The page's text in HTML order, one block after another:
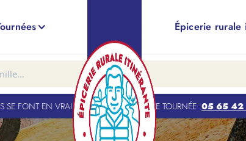
Épicerie rurale
VRAI. POUR TROUVER VOTRE TOURNÉE :05 65 42 40 42-